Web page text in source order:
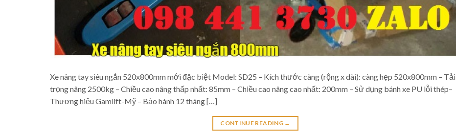
Xe nâng tay siêu ngắn 520x800mm mới đặc biệt Model: SD25 – Kích thước càng (rộng x dài): càng hẹp 520x800mm – Tải
trọng nâng 2500kg – Chiều cao nâng thấp nhất: 85mm – Chiều cao nâng cao nhất: 200mm – Sử dụng bánh xe PU lỗi thép–
Thương hiệu Gamlift-Mỹ – Bảo hành 12 tháng […]
CONTINUE READING →